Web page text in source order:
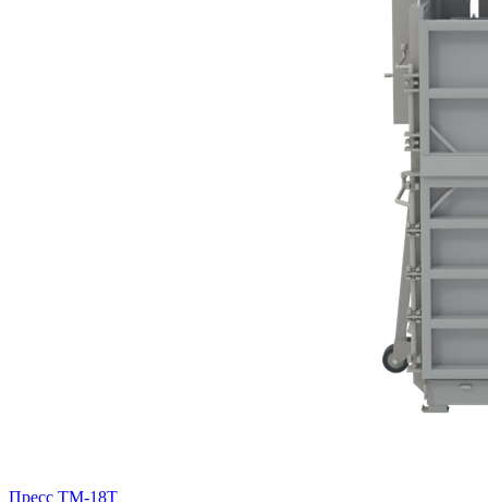
Пресс ТМ-18Т